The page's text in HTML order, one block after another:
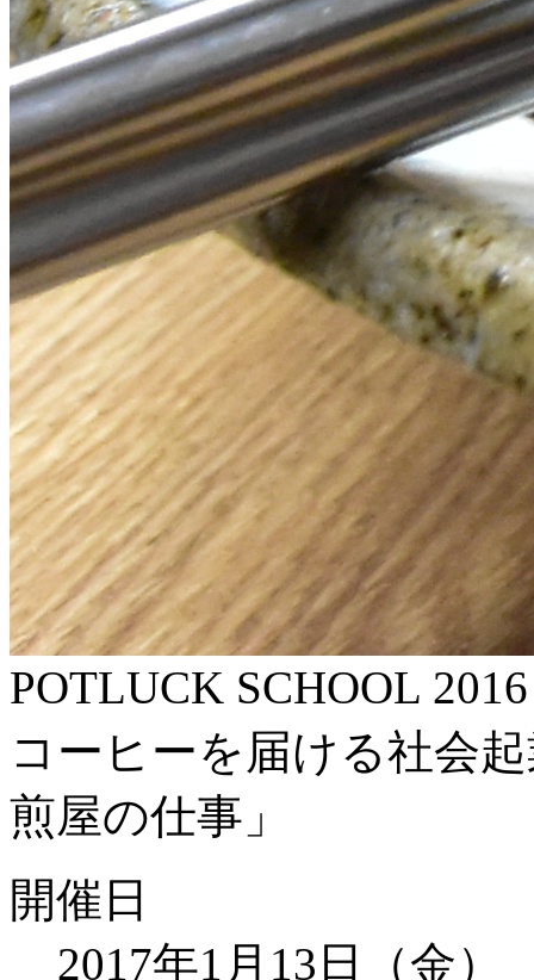
POTLUCK SCHOOL
コーヒーを届ける社会
煎屋の仕事」
開催日
2017年1月13日（金）